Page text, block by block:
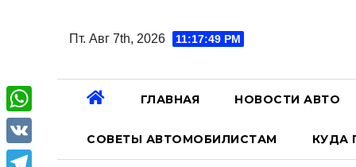
Пт. Авг 7th, 2026 11:17:50 PM
ГЛАВНАЯ НОВОСТИ АВТО
СОВЕТЫ АВТОМОБИЛИСТАМ КУДА
W
h
V